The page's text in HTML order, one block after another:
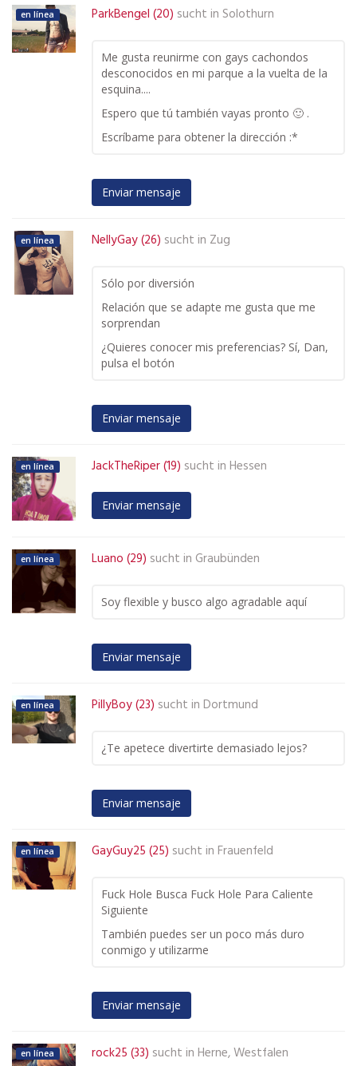
en línea ParkBengel (20) sucht in Solothurn
Me gusta reunirme con gays cachondos
desconocidos en mi parque a la vuelta de la
esquina....
Espero que tú también vayas pronto 🙂 .
Escríbame para obtener la dirección :*
Enviar mensaje
en línea NellyGay (26) sucht in Zug
Sólo por diversión
Relación que se adapte me gusta que me
sorprendan
¿Quieres conocer mis preferencias? Sí, Dan,
pulsa el botón
Enviar mensaje
en línea JackTheRiper (19) sucht in Hessen
Enviar mensaje
en línea Luano (29) sucht in Graubünden
Soy flexible y busco algo agradable aquí
Enviar mensaje
en línea PillyBoy (23) sucht in Dortmund
¿Te apetece divertirte demasiado lejos?
Enviar mensaje
en línea GayGuy25 (25) sucht in Frauenfeld
Fuck Hole Busca Fuck Hole Para Caliente
Siguiente
También puedes ser un poco más duro
conmigo y utilizarme
Enviar mensaje
en línea rock25 (33) sucht in Herne, Westfalen